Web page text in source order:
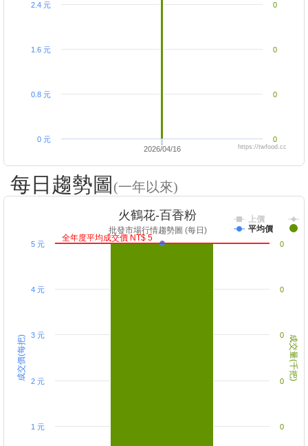
2026/04/16
0 元
0.8 元
1.6 元
2.4 元
0
0
0
0
https://twfood.cc
每日趨勢圖 (一年以來)
成交價(每把) 成交量(千把)
火鶴花-百香粉
批發市場行情趨勢圖 (每日)
上價
平均價
1 元
2 元
3 元
4 元
5 元
0
0
0
0
0
全年度平均成交價 NT$ 5